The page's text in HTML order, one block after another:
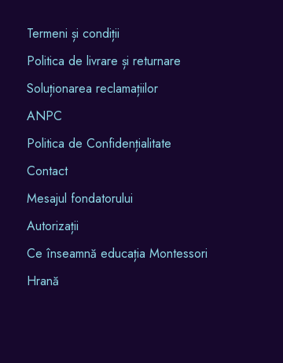
Termeni și condiții
Politica de livrare și returnare
Soluționarea reclamațiilor
ANPC
Politica de Confidențialitate
Contact
Mesajul fondatorului
Autorizații
Ce înseamnă educația Montessori
Hrană